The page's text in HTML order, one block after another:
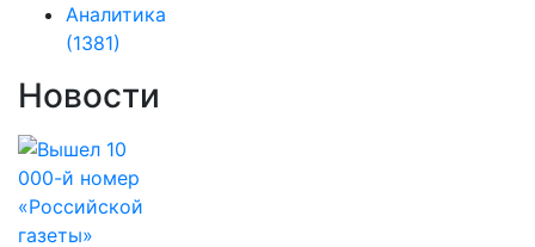
Аналитика
(1381)
Новости